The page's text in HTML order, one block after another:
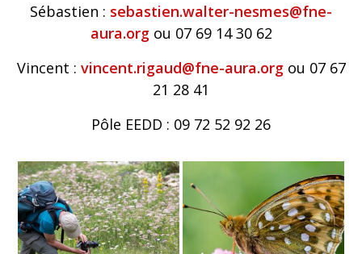
Sébastien : sebastien.walter-nesmes@fne-
aura.orgou 07 69 14 30 62
Vincent : vincent.rigaud@fne-aura.orgou 07 67
21 28 41
Pôle EEDD : 09 72 52 92 26